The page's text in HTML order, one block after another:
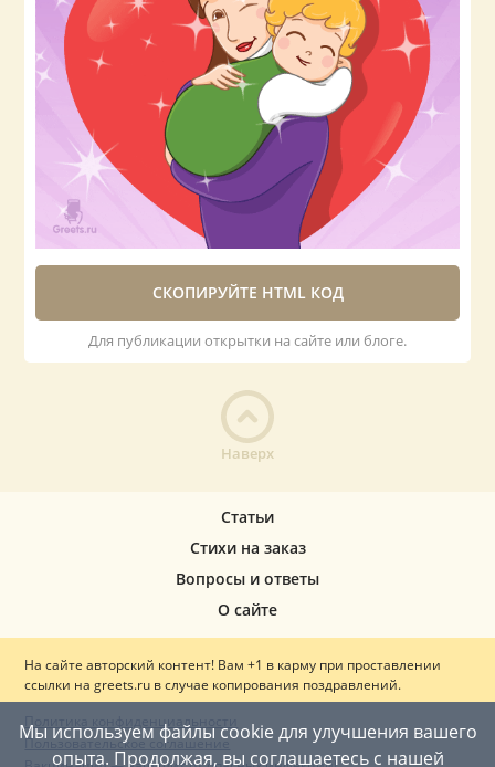
СКОПИРУЙТЕ HTML КОД
Для публикации открытки на сайте или блоге.
Наверх
Мы используем файлы cookie для улучшения вашего
опыта. Продолжая, вы соглашаетесь с нашей
Статьи
Стихи на заказ
Вопросы и ответы
О сайте
На сайте авторский контент! Вам +1 в карму при проставлении
ссылки на greets.ru в случае копирования поздравлений.
Политика конфиденциальности
Пользовательское соглашение